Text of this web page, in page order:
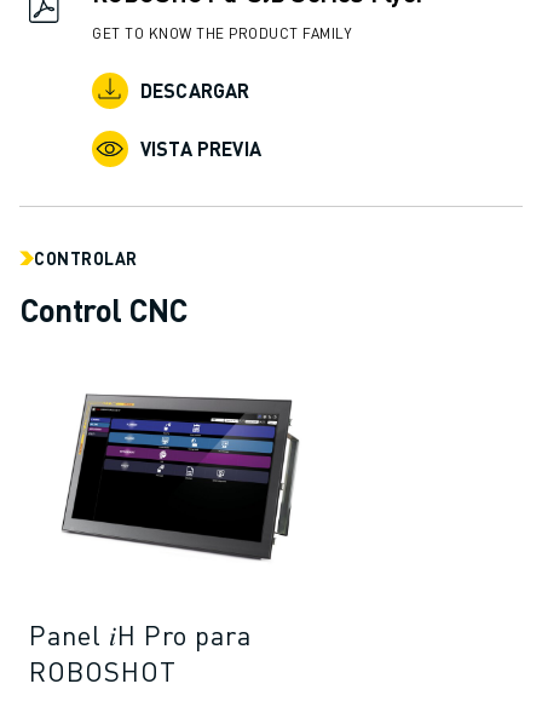
GET TO KNOW THE PRODUCT FAMILY
DESCARGAR
VISTA PREVIA
CONTROLAR
Control CNC
Panel 𝑖H Pro para
ROBOSHOT